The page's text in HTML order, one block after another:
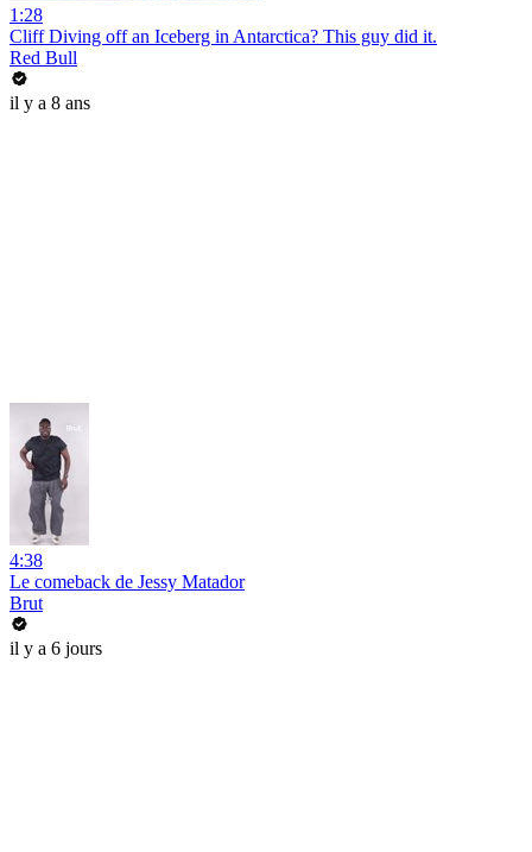
1:28
Cliff Diving off an Iceberg in Antarctica? This guy did it.
Red Bull
il y a 8 ans
4:38
Le comeback de Jessy Matador
Brut
il y a 6 jours